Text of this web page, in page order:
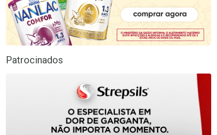
Patrocinados